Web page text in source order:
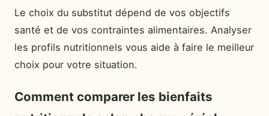
Le choix du substitut dépend de vos objectifs
santé et de vos contraintes alimentaires. Analyser
les profils nutritionnels vous aide à faire le meilleur
choix pour votre situation.
Comment comparer les bienfaits